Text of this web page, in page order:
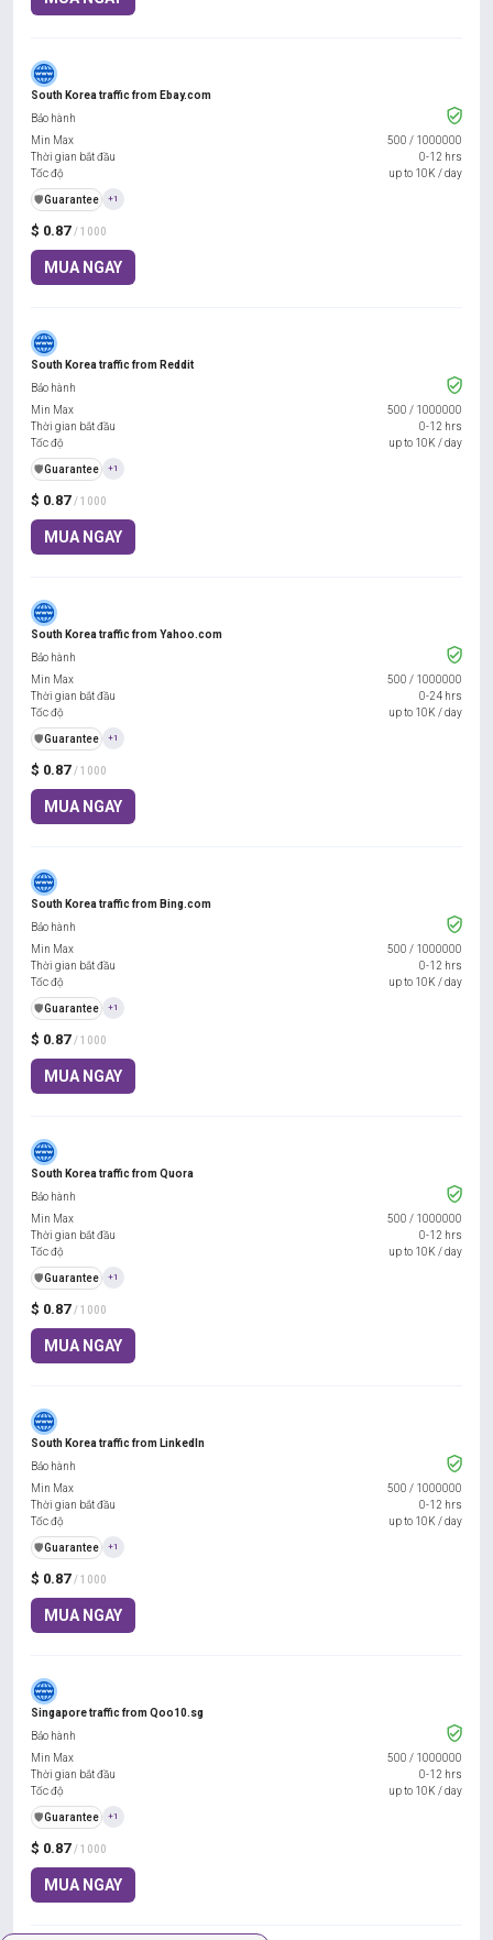
South Korea traffic from Ebay.com
$ 0.87 / 1000
MUA NGAY
Bảo hành
Min Max
500 / 1000000
Thời gian bắt đầu
0-12 hrs
Tốc độ
up to 10K / day
️🛡️Guarantee +1
South Korea traffic from Reddit
$ 0.87 / 1000
MUA NGAY
Bảo hành
Min Max
500 / 1000000
Thời gian bắt đầu
0-12 hrs
Tốc độ
up to 10K / day
️🛡️Guarantee +1
South Korea traffic from Yahoo.com
$ 0.87 / 1000
MUA NGAY
Bảo hành
Min Max
500 / 1000000
Thời gian bắt đầu
0-24 hrs
Tốc độ
up to 10K / day
️🛡️Guarantee +1
South Korea traffic from Bing.com
$ 0.87 / 1000
MUA NGAY
Bảo hành
Min Max
500 / 1000000
Thời gian bắt đầu
0-12 hrs
Tốc độ
up to 10K / day
️🛡️Guarantee +1
South Korea traffic from Quora
$ 0.87 / 1000
MUA NGAY
Bảo hành
Min Max
500 / 1000000
Thời gian bắt đầu
0-12 hrs
Tốc độ
up to 10K / day
️🛡️Guarantee +1
South Korea traffic from LinkedIn
$ 0.87 / 1000
MUA NGAY
Bảo hành
Min Max
500 / 1000000
Thời gian bắt đầu
0-12 hrs
Tốc độ
up to 10K / day
️🛡️Guarantee +1
Singapore traffic from Qoo10.sg
$ 0.87 / 1000
MUA NGAY
Bảo hành
Min Max
500 / 1000000
Thời gian bắt đầu
0-12 hrs
Tốc độ
up to 10K / day
️🛡️Guarantee +1